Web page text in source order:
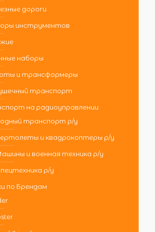
дороги
инструментов
наборы
и трансформеры
транспорт
на радиоуправлении
транспорт р/у
и квадрокоптеры р/у
и военная техника р/у
р/у
по Брендам